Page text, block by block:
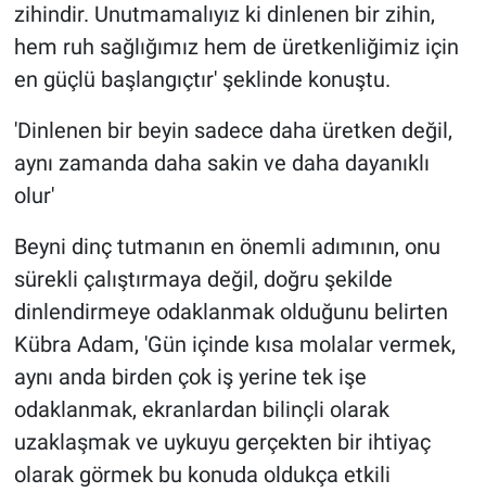
zihindir. Unutmamalıyız ki dinlenen bir zihin,
hem ruh sağlığımız hem de üretkenliğimiz için
en güçlü başlangıçtır' şeklinde konuştu.
'Dinlenen bir beyin sadece daha üretken değil,
aynı zamanda daha sakin ve daha dayanıklı
olur'
Beyni dinç tutmanın en önemli adımının, onu
sürekli çalıştırmaya değil, doğru şekilde
dinlendirmeye odaklanmak olduğunu belirten
Kübra Adam, 'Gün içinde kısa molalar vermek,
aynı anda birden çok iş yerine tek işe
odaklanmak, ekranlardan bilinçli olarak
uzaklaşmak ve uykuyu gerçekten bir ihtiyaç
olarak görmek bu konuda oldukça etkili